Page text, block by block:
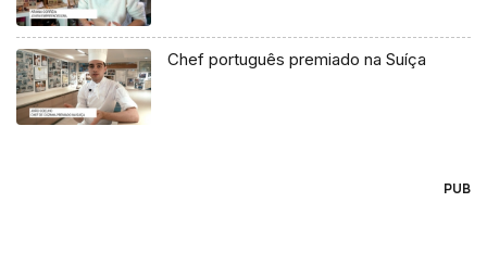
Chef português premiado na Suíça
PUB